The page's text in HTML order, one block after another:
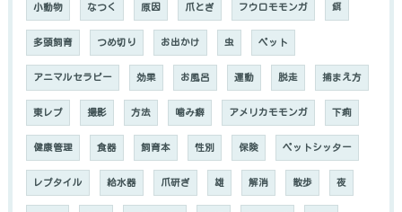
小動物 なつく 原因 爪とぎ フウロモモンガ 餌
多頭飼育 つめ切り お出かけ 虫 ペット
アニマルセラピー 効果 お風呂 運動 脱走 捕まえ方
東レプ 撮影 方法 噛み癖 アメリカモモンガ 下痢
健康管理 食器 飼育本 性別 保険 ペットシッター
レプタイル 給水器 爪研ぎ 雄 解消 散歩 夜